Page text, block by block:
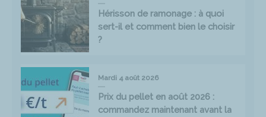
Hérisson de ramonage : à quoi
sert-il et comment bien le choisir
?
Mardi 4 août 2026
Prix du pellet en août 2026 :
commandez maintenant avant la